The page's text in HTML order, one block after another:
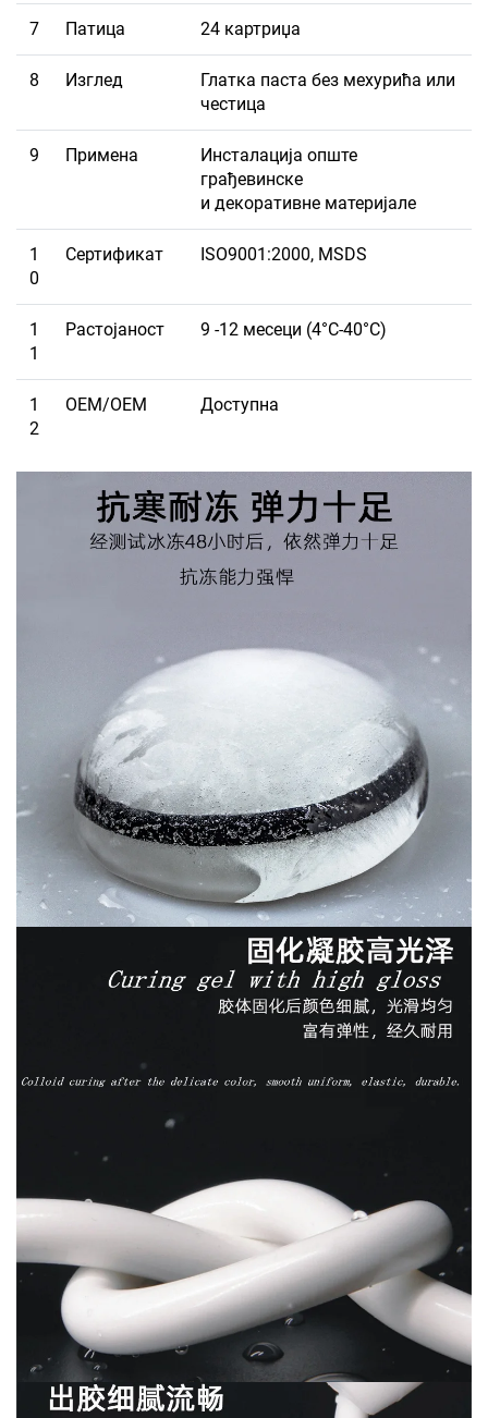
7 Патица 24 картриџа
8 Изглед
Глатка паста без мехурића или
честица
9 Примена
Инсталација опште
грађевинске
и декоративне материјале
1
0
Сертификат ISO9001:2000, MSDS
1
1
Растојаност 9 -12 месеци (4°C-40°C)
1
2
ОЕМ/ОЕМ Доступна